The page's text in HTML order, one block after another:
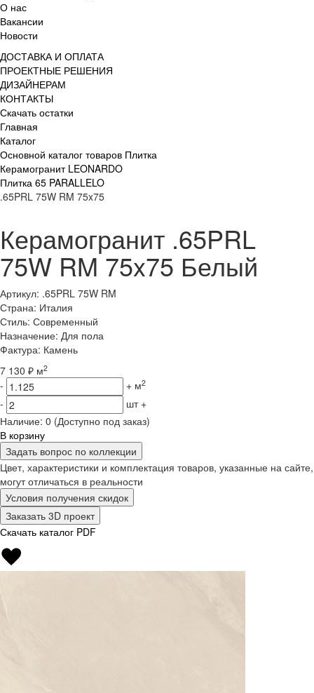
О нас
Вакансии
Новости
ДОСТАВКА И ОПЛАТА
ПРОЕКТНЫЕ РЕШЕНИЯ
ДИЗАЙНЕРАМ
КОНТАКТЫ
Скачать остатки
Главная
Каталог
Основной каталог товаров Плитка
Керамогранит LEONARDO
Плитка 65 PARALLELO
.65PRL 75W RM 75x75
Керамогранит .65PRL
75W RM 75x75 Белый
Артикул: .65PRL 75W RM
Страна: Италия
Стиль: Современный
Назначение: Для пола
Фактура: Камень
7 130 ₽ м2
- + м2
- шт +
Наличие: 0 (Доступно под заказ)
В корзину
Задать вопрос по коллекции
Цвет, характеристики и комплектация товаров, указанные на сайте,
могут отличаться в реальности
Условия получения скидок
Заказать 3D проект
Скачать каталог PDF